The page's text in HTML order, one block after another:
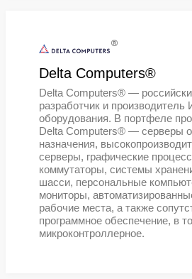
разработку
решений,
является
нарушителей.